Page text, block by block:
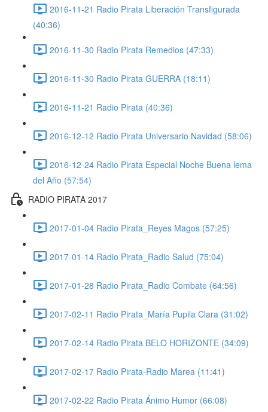
2016-11-21 Radio Pirata Liberación Transfigurada
(40:36)
2016-11-30 Radio Pirata Remedios (47:33)
2016-11-30 Radio Pirata GUERRA (18:11)
2016-11-21 Radio Pirata (40:36)
2016-12-12 Radio Pirata Universario Navidad (58:06)
2016-12-24 Radio Pirata Especial Noche Buena lema
del Año (57:54)
RADIO PIRATA 2017
2017-01-04 Radio Pirata_Reyes Magos (57:25)
2017-01-14 Radio Pirata_Radio Salud (75:04)
2017-01-28 Radio Pirata_Radio Combate (64:56)
2017-02-11 Radio Pirata_María Pupila Clara (31:02)
2017-02-14 Radio Pirata BELO HORIZONTE (34:09)
2017-02-17 Radio Pirata-Radio Marea (11:41)
2017-02-22 Radio Pirata Ánimo Humor (66:08)